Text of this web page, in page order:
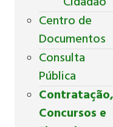
Centro de
Documentos
Consulta
Pública
Concursos e